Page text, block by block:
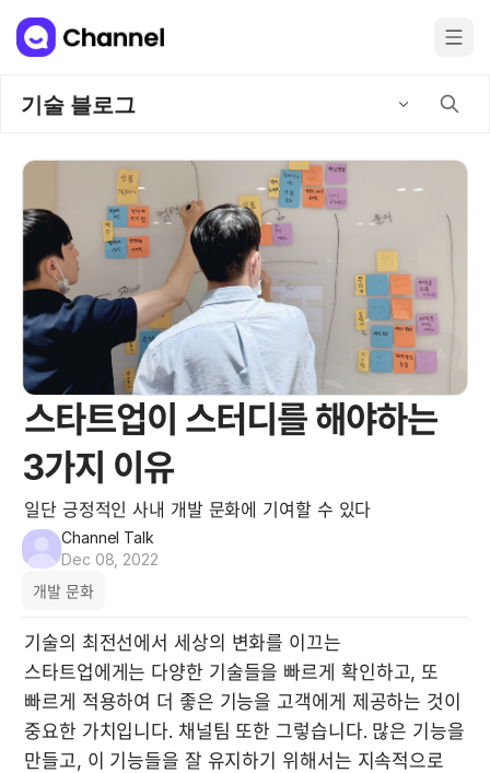
기술 블로그
스타트업이 스터디를 해야하는
3가지 이유
일단 긍정적인 사내 개발 문화에 기여할 수 있다
Channel Talk
Dec 08, 2022
개발 문화
기술의 최전선에서 세상의 변화를 이끄는
스타트업에게는 다양한 기술들을 빠르게 확인하고, 또
빠르게 적용하여 더 좋은 기능을 고객에게 제공하는 것이
중요한 가치입니다. 채널팀 또한 그렇습니다. 많은 기능을
만들고, 이 기능들을 잘 유지하기 위해서는 지속적으로